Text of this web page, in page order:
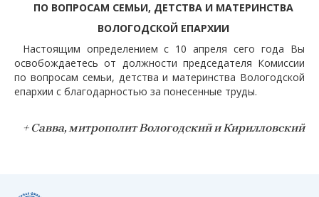
ПО ВОПРОСАМ СЕМЬИ, ДЕТСТВА И МАТЕРИНСТВА
ВОЛОГОДСКОЙ ЕПАРХИИ
Настоящим определением с 10 апреля сего года Вы
освобождаетесь от должности председателя Комиссии
по вопросам семьи, детства и материнства Вологодской
епархии с благодарностью за понесенные труды.
+ Савва, митрополит Вологодский и Кирилловский